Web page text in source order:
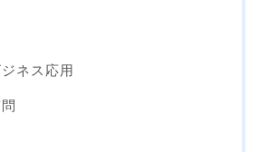
ネス応用